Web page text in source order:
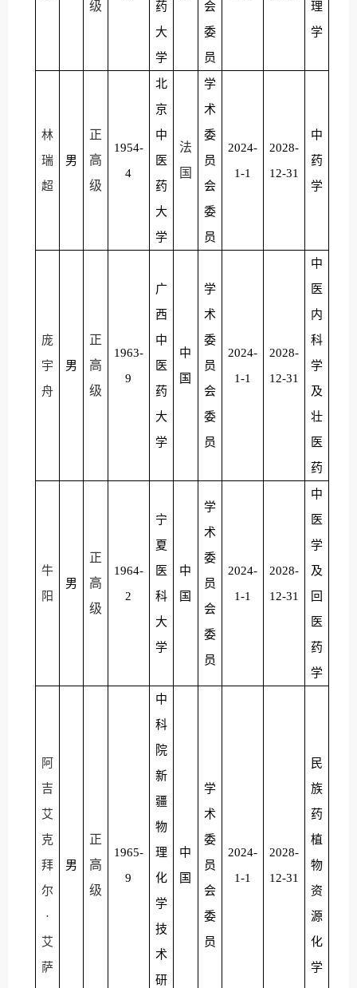
级
药
大
学
会
委
员
理
学
林
瑞
超
男
正
高
级
1954-
4
北
京
中
医
药
大
学
法
国
学
术
委
员
会
委
员
2024-
1-1
2028-
12-31
中
药
学
庞
宇
舟
男
正
高
级
1963-
9
广
西
中
医
药
大
学
中
国
学
术
委
员
会
委
员
2024-
1-1
2028-
12-31
中
医
内
科
学
及
壮
医
药
牛
阳
男
正
高
级
1964-
2
宁
夏
医
科
大
学
中
国
学
术
委
员
会
委
员
2024-
1-1
2028-
12-31
中
医
学
及
回
医
药
学
阿
吉
艾
克
拜
尔
·
艾
萨
男
正
高
级
1965-
9
中
科
院
新
疆
物
理
化
学
技
术
研
中
国
学
术
委
员
会
委
员
2024-
1-1
2028-
12-31
民
族
药
植
物
资
源
化
学